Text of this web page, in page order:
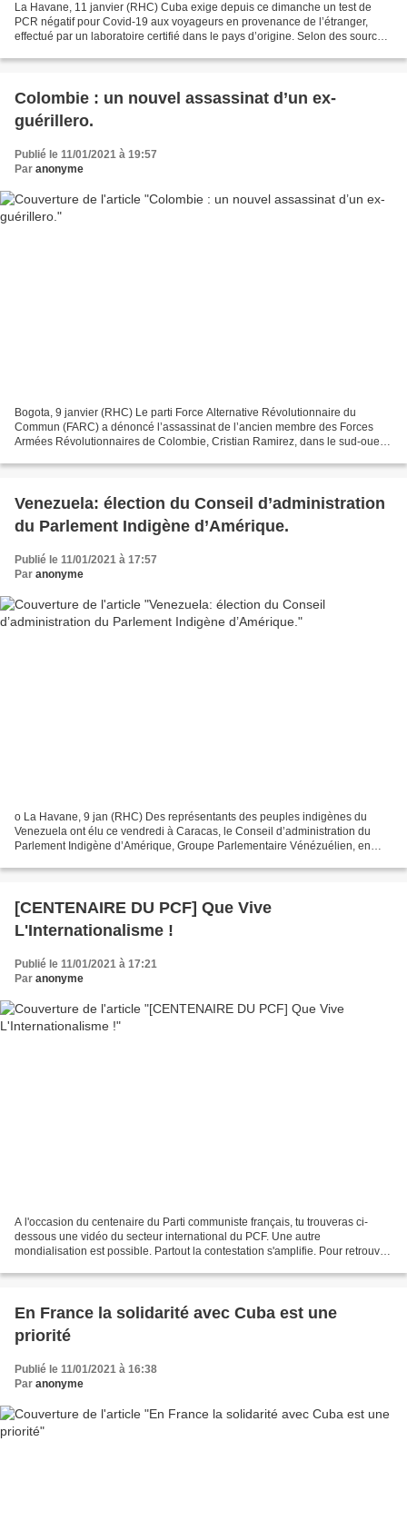
La Havane, 11 janvier (RHC) Cuba exige depuis ce dimanche un test de
PCR négatif pour Covid-19 aux voyageurs en provenance de l’étranger,
effectué par un laboratoire certifié dans le pays d’origine. Selon des sources
Colombie : un nouvel assassinat d’un ex-
guérillero.
Publié le 11/01/2021 à 19:57
Par anonyme
Bogota, 9 janvier (RHC) Le parti Force Alternative Révolutionnaire du
Commun (FARC) a dénoncé l’assassinat de l’ancien membre des Forces
Armées Révolutionnaires de Colombie, Cristian Ramirez, dans le sud-ouest
Venezuela: élection du Conseil d’administration
du Parlement Indigène d’Amérique.
Publié le 11/01/2021 à 17:57
Par anonyme
o La Havane, 9 jan (RHC) Des représentants des peuples indigènes du
Venezuela ont élu ce vendredi à Caracas, le Conseil d’administration du
Parlement Indigène d’Amérique, Groupe Parlementaire Vénézuélien, en
[CENTENAIRE DU PCF] Que Vive
L'Internationalisme !
Publié le 11/01/2021 à 17:21
Par anonyme
A l'occasion du centenaire du Parti communiste français, tu trouveras ci-
dessous une vidéo du secteur international du PCF. Une autre
mondialisation est possible. Partout la contestation s'amplifie. Pour retrouver
En France la solidarité avec Cuba est une
priorité
Publié le 11/01/2021 à 16:38
Par anonyme